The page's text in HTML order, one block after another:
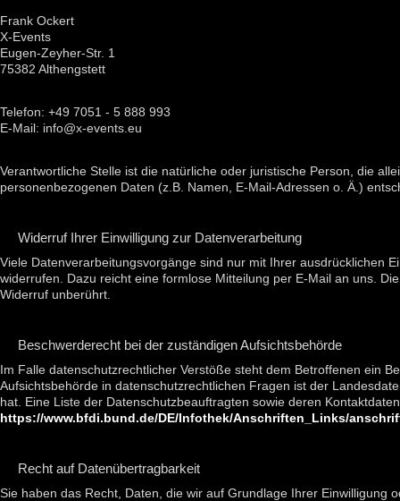
Frank Ockert
X-Events
Eugen-Zeyher-Str. 1
75382 Althengstett
Telefon: +49 7051 - 5 888 993
E-Mail: info@x-events.eu
Verantwortliche Stelle ist die natürliche oder juristische Person, die
personenbezogenen Daten (z.B. Namen, E-Mail-Adressen o. Ä.)
Widerruf Ihrer Einwilligung zur Datenverarbeitung
Viele Datenverarbeitungsvorgänge sind nur mit Ihrer ausdrücklichen
widerrufen. Dazu reicht eine formlose Mitteilung per E-Mail an uns.
Widerruf unberührt.
Beschwerderecht bei der zuständigen Aufsichtsbehörde
Im Falle datenschutzrechtlicher Verstöße steht dem Betroffenen ein
Aufsichtsbehörde in datenschutzrechtlichen Fragen ist der
hat. Eine Liste der Datenschutzbeauftragten sowie deren
https://www.bfdi.bund.de/DE/Infothek/Anschriften_Links/
Recht auf Datenübertragbarkeit
Sie haben das Recht, Daten, die wir auf Grundlage Ihrer Einwilligung